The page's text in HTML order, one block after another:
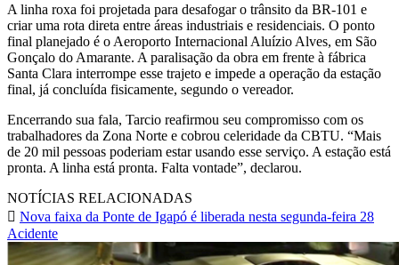
A linha roxa foi projetada para desafogar o trânsito da BR-101 e
criar uma rota direta entre áreas industriais e residenciais. O ponto
final planejado é o Aeroporto Internacional Aluízio Alves, em São
Gonçalo do Amarante. A paralisação da obra em frente à fábrica
Santa Clara interrompe esse trajeto e impede a operação da estação
final, já concluída fisicamente, segundo o vereador.
Encerrando sua fala, Tarcio reafirmou seu compromisso com os
trabalhadores da Zona Norte e cobrou celeridade da CBTU. “Mais
de 20 mil pessoas poderiam estar usando esse serviço. A estação está
pronta. A linha está pronta. Falta vontade”, declarou.
NOTÍCIAS RELACIONADAS
Nova faixa da Ponte de Igapó é liberada nesta segunda-feira 28
Acidente